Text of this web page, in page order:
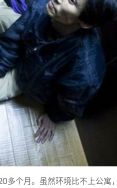
个月。虽然环境比不上公寓